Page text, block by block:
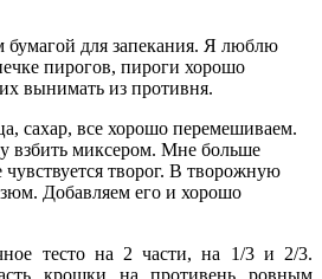
для запекания. Я люблю
пирогов, пироги хорошо
вынимать из противня.
сахар, все хорошо перемешиваем.
взбить миксером. Мне больше
чувствуется творог. В творожную
Добавляем его и хорошо
тесто на 2 части, на 1/3 и 2/3.
крошки на противень ровным